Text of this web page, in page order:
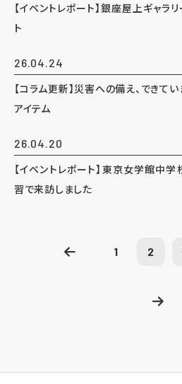
【イベントレポート】銀座屋上ギャ
ト
26.04.24
【コラム更新】災害への備え、できて
アイテム
26.04.20
【イベントレポート】東京女学館中
習で来訪しました
1 2